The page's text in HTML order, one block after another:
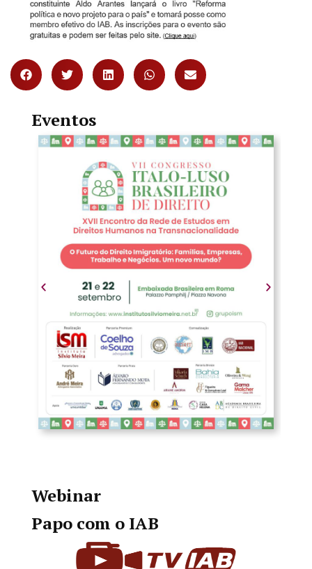
Eventos
Webinar
Papo com o IAB